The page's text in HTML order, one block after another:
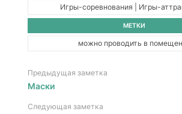
Игры-соревнования | Игры-
МЕТКИ
можно проводить в
Предыдущая заметка
Маски
Следующая заметка